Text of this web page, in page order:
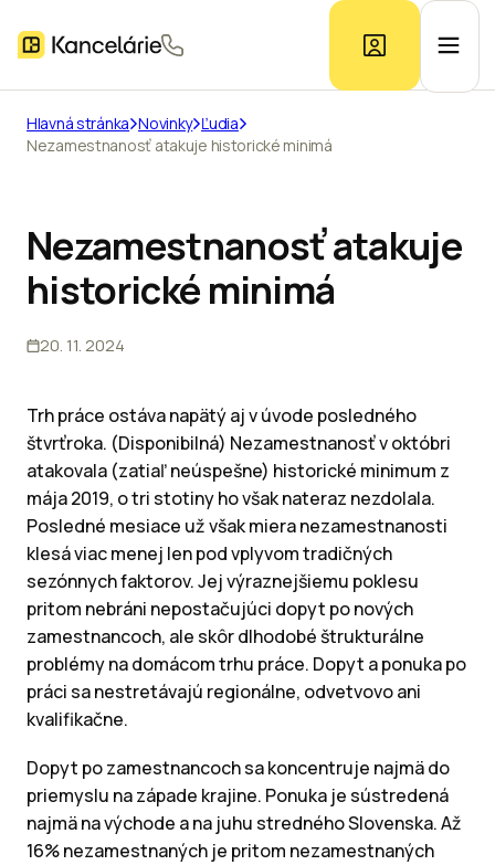
Ponuka kancelárií
Prieskum trhu
Kontakt
Hlavná stránka Novinky Ľudia
Nezamestnanosť atakuje historické minimá
Nezamestnanosť atakuje
historické minimá
20. 11. 2024
Trh práce ostáva napätý aj v úvode posledného
štvrťroka. (Disponibilná) Nezamestnanosť v októbri
atakovala (zatiaľ neúspešne) historické minimum z
mája 2019, o tri stotiny ho však nateraz nezdolala.
Posledné mesiace už však miera nezamestnanosti
klesá viac menej len pod vplyvom tradičných
sezónnych faktorov. Jej výraznejšiemu poklesu
pritom nebráni nepostačujúci dopyt po nových
zamestnancoch, ale skôr dlhodobé štrukturálne
problémy na domácom trhu práce. Dopyt a ponuka po
práci sa nestretávajú regionálne, odvetvovo ani
kvalifikačne.
Dopyt po zamestnancoch sa koncentruje najmä do
priemyslu na západe krajine. Ponuka je sústredená
najmä na východe a na juhu stredného Slovenska. Až
16% nezamestnaných je pritom nezamestnaných